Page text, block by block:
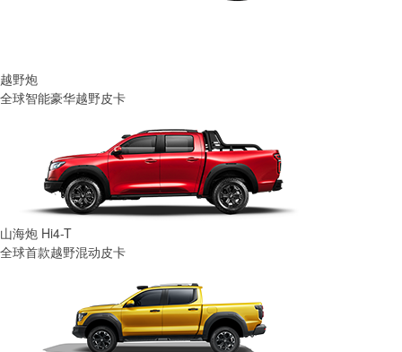
越野炮
全球智能豪华越野皮卡
山海炮 Hi4-T
全球首款越野混动皮卡